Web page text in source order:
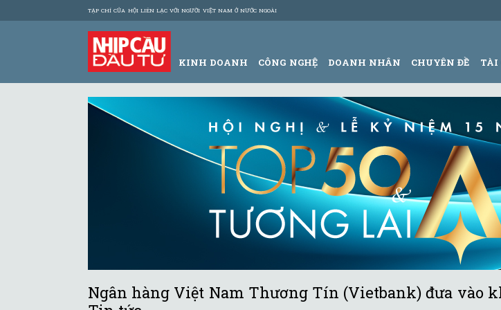
TẠP CHÍ CỦA HỘI LIÊN LẠC VỚI NGƯỜI VIỆT NAM Ở NƯỚC NGOÀI
KINH DOANH CÔNG NGHỆ DOANH NHÂN CHUYÊN ĐỀ TÀI
Ngân hàng Việt Nam Thương Tín (Vietbank) đưa vào